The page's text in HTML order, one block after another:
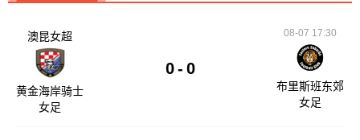
澳昆女超
黄金海岸骑士
女足
0 - 0
08-07 17:30
布里斯班东郊
女足